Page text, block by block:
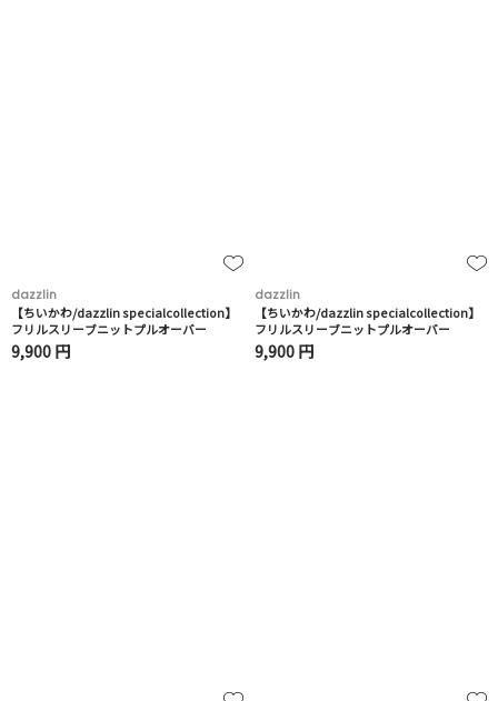
dazzlin
【ちいかわ/dazzlin specialcollection】
フリルスリーブニットプルオーバー
9,900 円
dazzlin
【ちいかわ/dazzlin specialcollection】
フリルスリーブニットプルオーバー
9,900 円